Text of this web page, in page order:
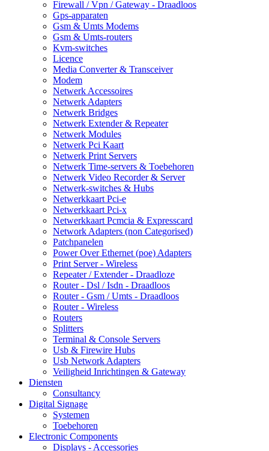
Firewall / Vpn / Gateway - Draadloos
Gps-apparaten
Gsm & Umts Modems
Gsm & Umts-routers
Kvm-switches
Licence
Media Converter & Transceiver
Modem
Netwerk Accessoires
Netwerk Adapters
Netwerk Bridges
Netwerk Extender & Repeater
Netwerk Modules
Netwerk Pci Kaart
Netwerk Print Servers
Netwerk Time-servers & Toebehoren
Netwerk Video Recorder & Server
Netwerk-switches & Hubs
Netwerkkaart Pci-e
Netwerkkaart Pci-x
Netwerkkaart Pcmcia & Expresscard
Network Adapters (non Categorised)
Patchpanelen
Power Over Ethernet (poe) Adapters
Print Server - Wireless
Repeater / Extender - Draadloze
Router - Dsl / Isdn - Draadloos
Router - Gsm / Umts - Draadloos
Router - Wireless
Routers
Splitters
Terminal & Console Servers
Usb & Firewire Hubs
Usb Network Adapters
Veiligheid Inrichtingen & Gateway
Diensten
Consultancy
Digital Signage
Systemen
Toebehoren
Electronic Components
Displays - Accessories